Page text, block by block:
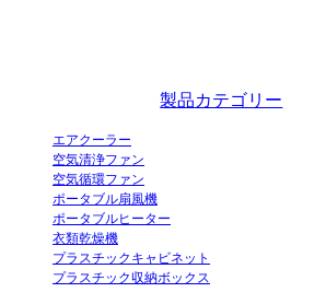
製品カテゴリー
エアクーラー
空気清浄ファン
空気循環ファン
ポータブル扇風機
ポータブルヒーター
衣類乾燥機
プラスチックキャビネット
プラスチック収納ボックス